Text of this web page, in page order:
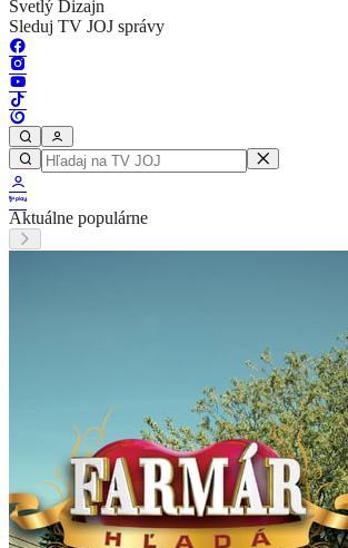
Svetlý Dizajn
Sleduj TV JOJ správy
Aktuálne populárne